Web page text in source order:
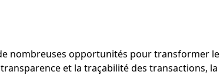
nombreuses opportunités pour transformer le
et la traçabilité des transactions, la